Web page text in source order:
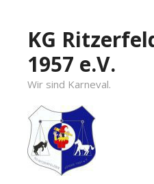
KG
1957 e.V.
Wir sind Karneval.